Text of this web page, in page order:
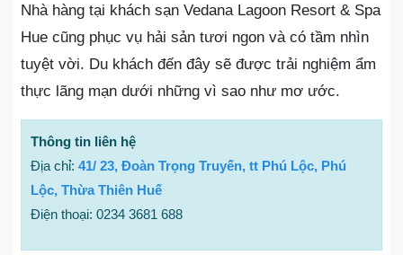
Nhà hàng tại khách sạn Vedana Lagoon Resort & Spa
Hue cũng phục vụ hải sản tươi ngon và có tầm nhìn
tuyệt vời. Du khách đến đây sẽ được trải nghiệm ẩm
thực lãng mạn dưới những vì sao như mơ ước.
Thông tin liên hệ
Địa chỉ: 41/ 23, Đoàn Trọng Truyến, tt Phú Lộc, Phú
Lộc, Thừa Thiên Huế
Điện thoại: 0234 3681 688